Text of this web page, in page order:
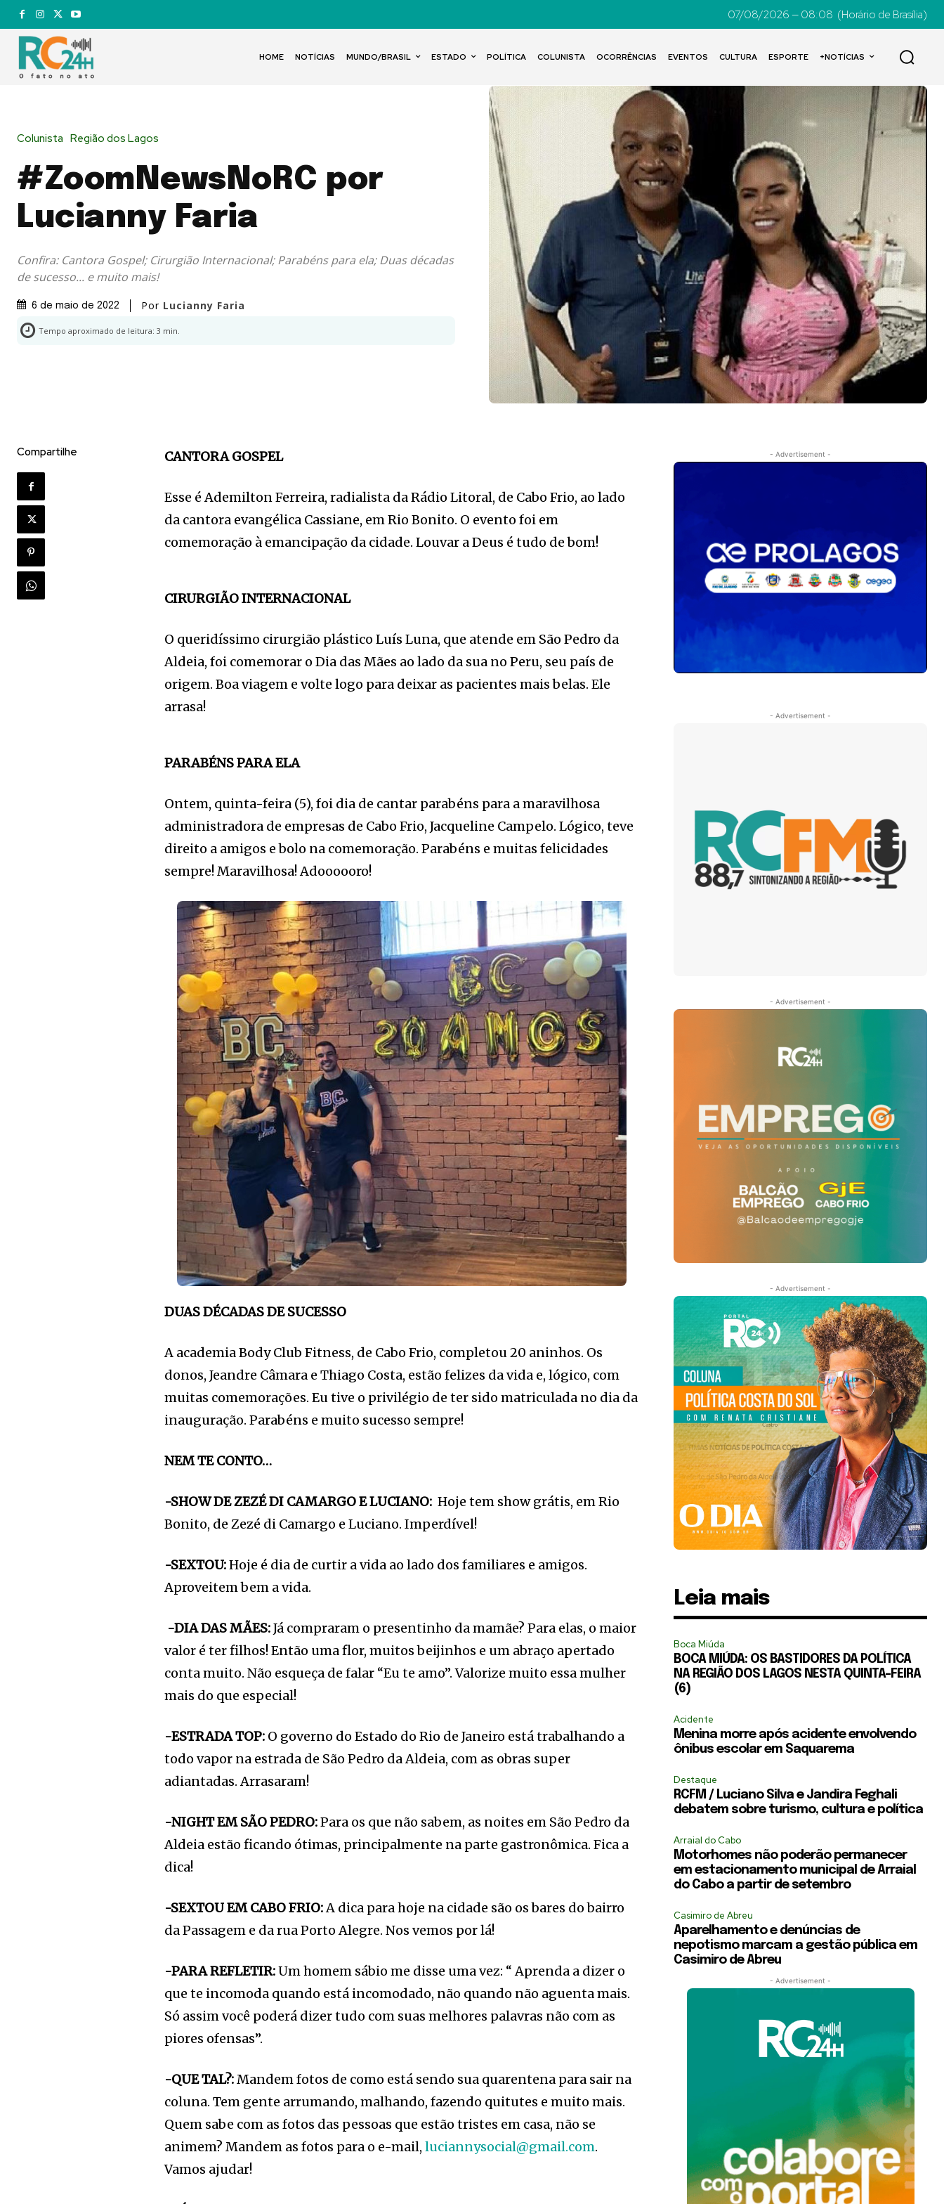
07/08/2026 — 08:08 (Horário de Brasília)
HOME NOTÍCIAS MUNDO/BRASIL ESTADO POLÍTICA COLUNISTA OCORRÊNCIAS EVENTOS CULTURA ESPORTE +NOTÍCIAS
Colunista Região dos Lagos
#ZoomNewsNoRC por
Lucianny Faria
Confira: Cantora Gospel; Cirurgião Internacional; Parabéns para ela; Duas décadas
de sucesso... e muito mais!
6 de maio de 2022 Por Lucianny Faria
Tempo aproximado de leitura: 3 min.
Compartilhe CANTORA GOSPEL
Esse é Ademilton Ferreira, radialista da Rádio Litoral, de Cabo Frio, ao lado
da cantora evangélica Cassiane, em Rio Bonito. O evento foi em
comemoração à emancipação da cidade. Louvar a Deus é tudo de bom!
CIRURGIÃO INTERNACIONAL
O queridíssimo cirurgião plástico Luís Luna, que atende em São Pedro da
Aldeia, foi comemorar o Dia das Mães ao lado da sua no Peru, seu país de
origem. Boa viagem e volte logo para deixar as pacientes mais belas. Ele
arrasa!
PARABÉNS PARA ELA
Ontem, quinta-feira (5), foi dia de cantar parabéns para a maravilhosa
administradora de empresas de Cabo Frio, Jacqueline Campelo. Lógico, teve
direito a amigos e bolo na comemoração. Parabéns e muitas felicidades
sempre! Maravilhosa! Adoooooro!
DUAS DÉCADAS DE SUCESSO
A academia Body Club Fitness, de Cabo Frio, completou 20 aninhos. Os
donos, Jeandre Câmara e Thiago Costa, estão felizes da vida e, lógico, com
muitas comemorações. Eu tive o privilégio de ter sido matriculada no dia da
inauguração. Parabéns e muito sucesso sempre!
NEM TE CONTO…
-SHOW DE ZEZÉ DI CAMARGO E LUCIANO: Hoje tem show grátis, em Rio
Bonito, de Zezé di Camargo e Luciano. Imperdível!
-SEXTOU:Hoje é dia de curtir a vida ao lado dos familiares e amigos.
Aproveitem bem a vida.
-DIA DAS MÃES:Já compraram o presentinho da mamãe? Para elas, o maior
valor é ter filhos! Então uma flor, muitos beijinhos e um abraço apertado
conta muito. Não esqueça de falar “Eu te amo”. Valorize muito essa mulher
mais do que especial!
-ESTRADA TOP: O governo do Estado do Rio de Janeiro está trabalhando a
todo vapor na estrada de São Pedro da Aldeia, com as obras super
adiantadas. Arrasaram!
-NIGHT EM SÃO PEDRO:Para os que não sabem, as noites em São Pedro da
Aldeia estão ficando ótimas, principalmente na parte gastronômica. Fica a
dica!
-SEXTOU EM CABO FRIO:A dica para hoje na cidade são os bares do bairro
da Passagem e da rua Porto Alegre. Nos vemos por lá!
-PARA REFLETIR:Um homem sábio me disse uma vez: “ Aprenda a dizer o
que te incomoda quando está incomodado, não quando não aguenta mais.
Só assim você poderá dizer tudo com suas melhores palavras não com as
piores ofensas”.
-QUE TAL?:Mandem fotos de como está sendo sua quarentena para sair na
coluna. Tem gente arrumando, malhando, fazendo quitutes e muito mais.
Quem sabe com as fotos das pessoas que estão tristes em casa, não se
animem? Mandem as fotos para o e-mail,luciannysocial@gmail.com.
Vamos ajudar!
- Advertisement -
- Advertisement -
- Advertisement -
- Advertisement -
Leia mais
Boca Miúda
BOCA MIÚDA: OS BASTIDORES DA POLÍTICA
NA REGIÃO DOS LAGOS NESTA QUINTA-FEIRA
(6)
Acidente
Menina morre após acidente envolvendo
ônibus escolar em Saquarema
Destaque
RCFM / Luciano Silva e Jandira Feghali
debatem sobre turismo, cultura e política
Arraial do Cabo
Motorhomes não poderão permanecer
em estacionamento municipal de Arraial
do Cabo a partir de setembro
Casimiro de Abreu
Aparelhamento e denúncias de
nepotismo marcam a gestão pública em
Casimiro de Abreu
- Advertisement -